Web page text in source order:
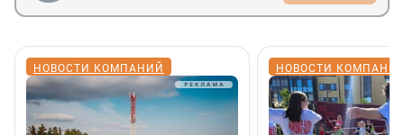
НОВОСТИ КОМПАНИЙ НОВОСТИ